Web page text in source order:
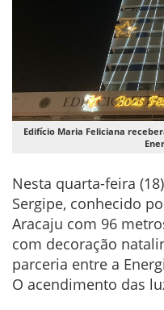
Edifício Maria Feliciana
Nesta quarta-feira
Sergipe, conhecido
Aracaju com 96
com decoração
parceria entre a
O acendimento das